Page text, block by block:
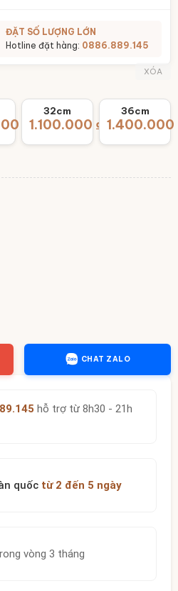
ĐẶT SỐ LƯỢNG LỚN
Hotline đặt hàng: 0886.889.145
₫
32cm
1.100.000 ₫
36cm
1.400.000
XÓA
CHAT ZALO
hỗ trợ từ 8h30 - 21h
quốc từ 2 đến 5 ngày
vòng 3 tháng